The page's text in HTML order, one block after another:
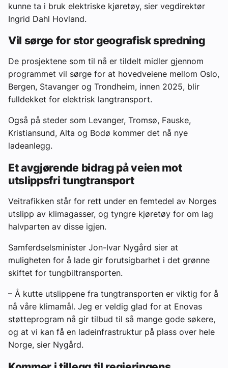
kunne ta i bruk elektriske kjøretøy, sier vegdirektør
Ingrid Dahl Hovland.
Vil sørge for stor geografisk spredning
De prosjektene som til nå er tildelt midler gjennom
programmet vil sørge for at hovedveiene mellom Oslo,
Bergen, Stavanger og Trondheim, innen 2025, blir
fulldekket for elektrisk langtransport.
Også på steder som Levanger, Tromsø, Fauske,
Kristiansund, Alta og Bodø kommer det nå nye
ladeanlegg.
Et avgjørende bidrag på veien mot
utslippsfri tungtransport
Veitrafikken står for rett under en femtedel av Norges
utslipp av klimagasser, og tyngre kjøretøy for om lag
halvparten av disse igjen.
Samferdselsminister Jon-Ivar Nygård sier at
muligheten for å lade gir forutsigbarhet i det grønne
skiftet for tungbiltransporten.
– Å kutte utslippene fra tungtransporten er viktig for å
nå våre klimamål. Jeg er veldig glad for at Enovas
støtteprogram nå gir tilbud til så mange gode søkere,
og at vi kan få en ladeinfrastruktur på plass over hele
Norge, sier Nygård.